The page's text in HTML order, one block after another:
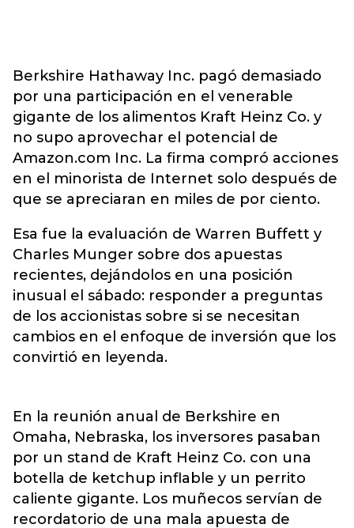
Berkshire Hathaway Inc. pagó demasiado
por una participación en el venerable
gigante de los alimentos Kraft Heinz Co. y
no supo aprovechar el potencial de
Amazon.com Inc. La firma compró acciones
en el minorista de Internet solo después de
que se apreciaran en miles de por ciento.
Esa fue la evaluación de Warren Buffett y
Charles Munger sobre dos apuestas
recientes, dejándolos en una posición
inusual el sábado: responder a preguntas
de los accionistas sobre si se necesitan
cambios en el enfoque de inversión que los
convirtió en leyenda.
En la reunión anual de Berkshire en
Omaha, Nebraska, los inversores pasaban
por un stand de Kraft Heinz Co. con una
botella de ketchup inflable y un perrito
caliente gigante. Los muñecos servían de
recordatorio de una mala apuesta de